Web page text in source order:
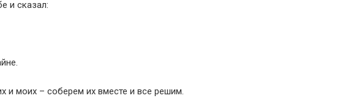
и сказал:
и моих – соберем их вместе и все решим.